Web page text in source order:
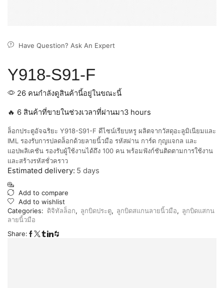
Have Question? Ask An Expert
Y918-S91-F
26 คนกำลังดูสินค้านี้อยู่ในขณะนี้
🔥 6 สินค้าที่ขายในช่วงเวลาที่ผ่านมา3 hours
ล็อกประตูอัจฉริยะ Y918-S91-F ดีไซน์เรียบหรู ผลิตจากวัสดุอะลูมิเนียมและ
IML รองรับการปลดล็อกด้วยลายนิ้วมือ รหัสผ่าน การ์ด กุญแจกล และ
แอปพลิเคชัน รองรับผู้ใช้งานได้ถึง 100 คน พร้อมฟังก์ชันติดตามการใช้งาน
และสร้างรหัสชั่วคราว
Estimated delivery: 5 days
Add to compare
Add to wishlist
Categories: ดิจิทัลล็อก, ลูกบิดประตู, ลูกบิดสแกนลายนิ้วมือ, ลูกบิดแสกน
ลายนิ้วมือ
Share: